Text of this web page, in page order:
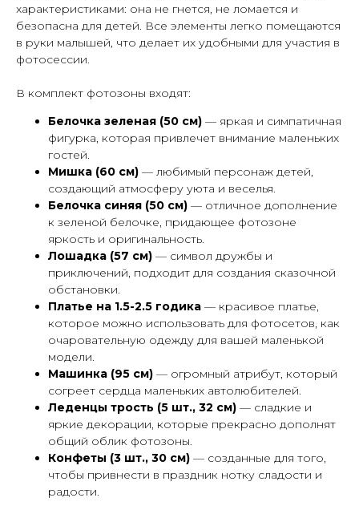
характеристиками: она не гнется, не ломается и
безопасна для детей. Все элементы легко помещаются
в руки малышей, что делает их удобными для участия в
фотосессии.
В комплект фотозоны входят:
Белочка зеленая (50 см) — яркая и симпатичная
фигурка, которая привлечет внимание маленьких
гостей.
Мишка (60 см) — любимый персонаж детей,
создающий атмосферу уюта и веселья.
Белочка синяя (50 см) — отличное дополнение
к зеленой белочке, придающее фотозоне
яркость и оригинальность.
Лошадка (57 см) — символ дружбы и
приключений, подходит для создания сказочной
обстановки.
Платье на 1.5-2.5 годика — красивое платье,
которое можно использовать для фотосетов, как
очаровательную одежду для вашей маленькой
модели.
Машинка (95 см) — огромный атрибут, который
согреет сердца маленьких автолюбителей.
Леденцы трость (5 шт., 32 см) — сладкие и
яркие декорации, которые прекрасно дополнят
общий облик фотозоны.
Конфеты (3 шт., 30 см) — созданные для того,
чтобы привнести в праздник нотку сладости и
радости.